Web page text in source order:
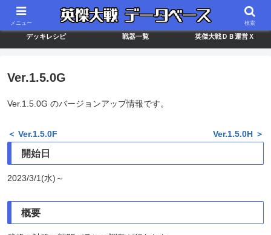
最新バージョン情報 武将ランキング カードリスト
デッキレシピ 戦器一覧 英傑大戦ＤＢ運営Ｘ
Ver.1.5.0G
Ver.1.5.0G のバージョンアップ情報です。
＜ Ver.1.5.0F Ver.1.5.0H ＞
開始日
2023/3/1(水)～
概要
メニュー 検索